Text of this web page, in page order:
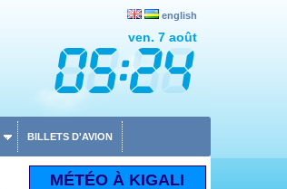
english
ven. 7 août
BILLETS D'AVION
MÉTÉO À KIGALI